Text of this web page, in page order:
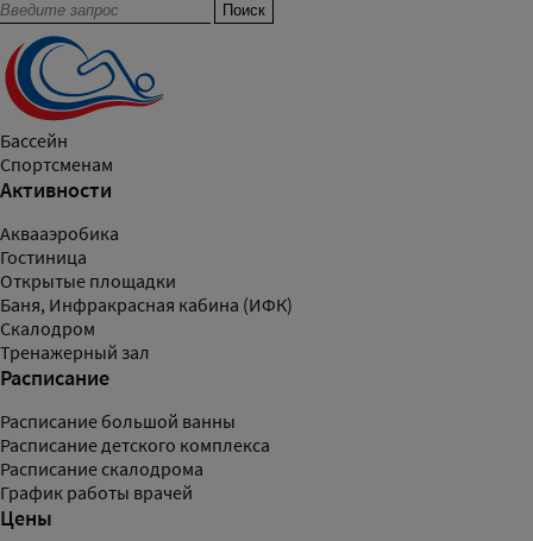
Бассейн
Спортсменам
Активности
Аквааэробика
Гостиница
Открытые площадки
Баня, Инфракрасная кабина (ИФК)
Скалодром
Тренажерный зал
Расписание
Расписание большой ванны
Расписание детского комплекса
Расписание скалодрома
График работы врачей
Цены